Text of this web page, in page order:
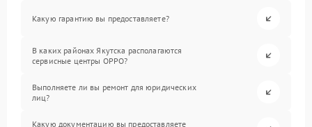
Какую гарантию вы предоставляете?
В каких районах Якутска располагаются
сервисные центры OPPO?
Выполняете ли вы ремонт для юридических
лиц?
Какую документацию вы предоставляете